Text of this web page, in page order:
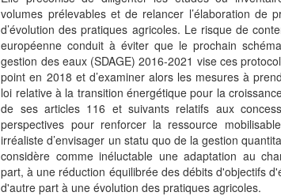
volumes prélevables et de relancer l’élaboration de
d’évolution des pratiques agricoles. Le risque de
européenne conduit à éviter que le prochain
gestion des eaux (SDAGE) 2016-2021 vise ces
point en 2018 et d’examiner alors les mesures à
loi relative à la transition énergétique pour la
de ses articles 116 et suivants relatifs aux
perspectives pour renforcer la ressource
irréaliste d’envisager un statu quo de la gestion
considère comme inéluctable une adaptation au
part, à une réduction équilibrée des débits d'objectifs
d'autre part à une évolution des pratiques agricoles.